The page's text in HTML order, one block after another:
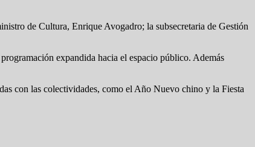
de Cultura, Enrique Avogadro; la subsecretaria de Gestión
expandida hacia el espacio público. Además
con las colectividades, como el Año Nuevo chino y la Fiesta